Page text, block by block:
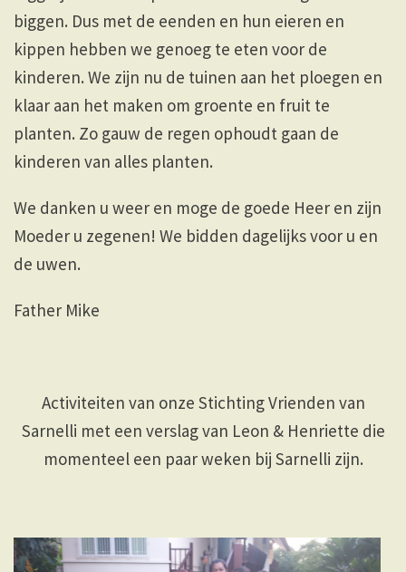
biggen. Dus met de eenden en hun eieren en
kippen hebben we genoeg te eten voor de
kinderen. We zijn nu de tuinen aan het ploegen en
klaar aan het maken om groente en fruit te
planten. Zo gauw de regen ophoudt gaan de
kinderen van alles planten.
We danken u weer en moge de goede Heer en zijn
Moeder u zegenen! We bidden dagelijks voor u en
de uwen.
Father Mike
Activiteiten van onze Stichting Vrienden van
Sarnelli met een verslag van Leon & Henriette die
momenteel een paar weken bij Sarnelli zijn.